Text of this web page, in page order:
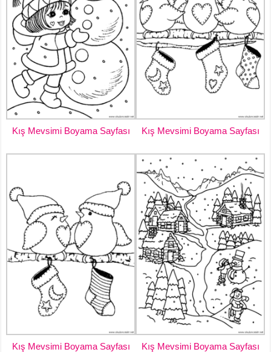
Kış Mevsimi Boyama Sayfası Kış Mevsimi Boyama Sayfası
Kış Mevsimi Boyama Sayfası Kış Mevsimi Boyama Sayfası